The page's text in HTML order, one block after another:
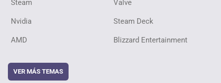
Steam Valve
Nvidia Steam Deck
AMD Blizzard Entertainment
VER MÁS TEMAS